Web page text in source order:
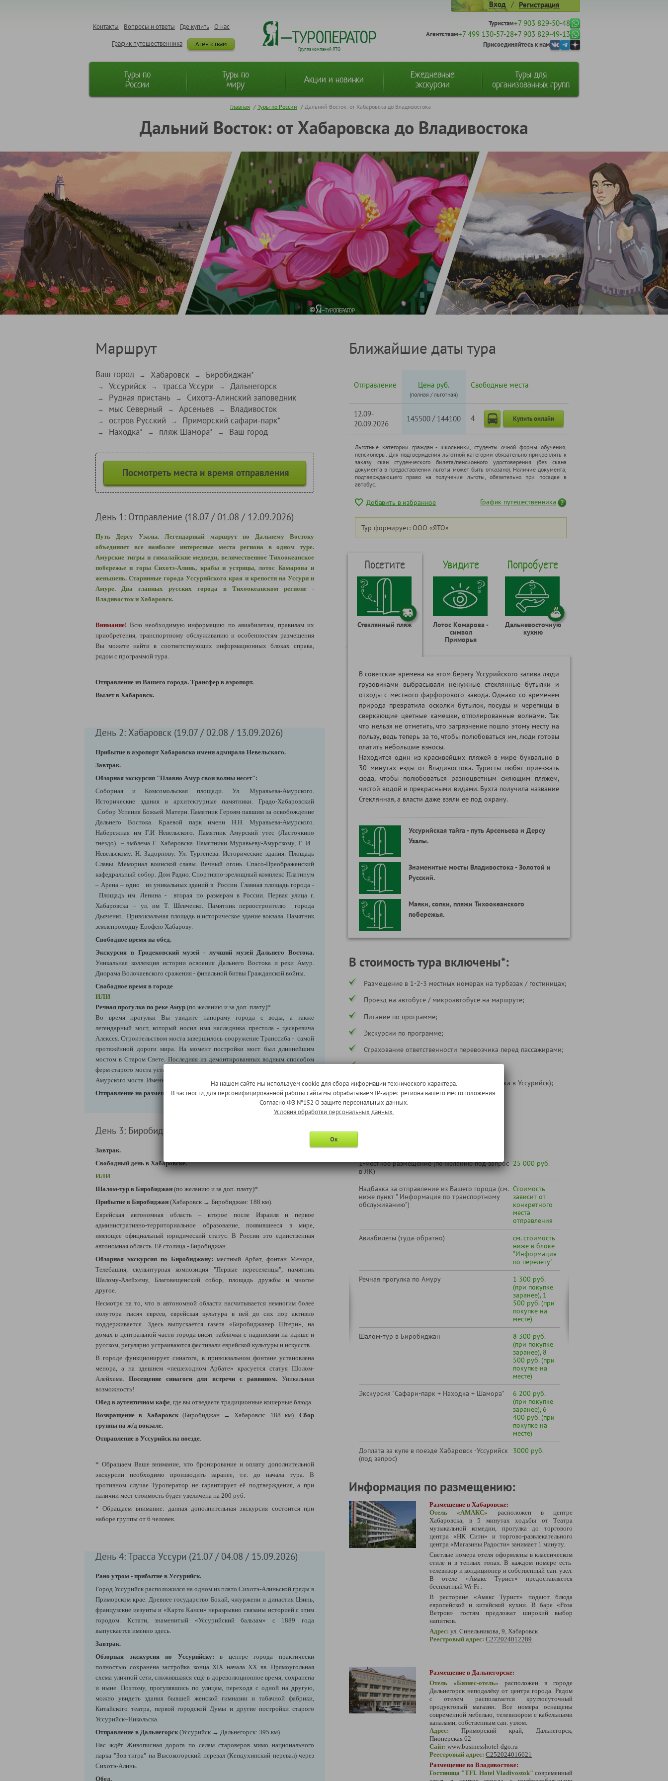
Вход / Регистрация
О нас
Где купить
Вопросы и ответы
Контакты
Агентствам
График путешественника
Группа компаний ЯТО
Туристам+7 903 829-50-48
Агентствам+7 499 130-57-28+7 903 829-49-13
Присоединяйтесь к нам
Туры по
России
Туры по
миру
Акции и новинки
Ежедневные
экскурсии
Туры для
организованных групп
Главная / Туры по России / Дальний Восток: от Хабаровска до Владивостока
Дальний Восток: от Хабаровска до Владивостока
Маршрут
Ваш город → Хабаровск → Биробиджан*
→ Уссурийск → трасса Уссури → Дальнегорск
→ Рудная пристань → Сихотэ-Алинский заповедник
→ мыс Северный → Арсеньев → Владивосток
→ остров Русский → Приморский сафари-парк*
→ Находка* → пляж Шамора* → Ваш город
Посмотреть места и время отправления
День 1: Отправление (18.07 / 01.08 / 12.09.2026)
Путь Дерсу Узалы. Легендарный маршрут по Дальнему Востоку
объединяет все наиболее интересные места региона в одном туре.
Амурские тигры и гималайские медведи, величественное Тихоокеанское
побережье и горыСихотэ-Алинь, крабы и устрицы, лотос Комарова и
женьшень. Старинные города Уссурийского края и крепости на Уссури и
Амуре. Два главных русских города в Тихоокеанском регионе -
Владивосток и Хабаровск.
Внимание! Всю необходимую информацию по авиабилетам, правилам их
приобретения, транспортному обслуживанию и особенностям размещения
Вы можете найти в соответствующих информационных блоках справа,
рядом с программой тура.
Отправление из Вашего города. Трансфер в аэропорт.
Вылет в Хабаровск.
День 2: Хабаровск (19.07 / 02.08 / 13.09.2026)
Прибытие в аэропорт Хабаровска имени адмирала Невельского.
Завтрак.
Обзорная экскурсия "Плавно Амур свои волны несет":
Соборная и Комсомольская площади. Ул. Муравьева-Амурского.
Исторические здания и архитектурные памятники. Градо-Хабаровский
Собор Успения Божьей Матери. Памятник Героям павшим за освобождение
Дальнего Востока. Краевой парк имени Н.Н. Муравьева-Амурского.
Набережная им Г.И Невельского. Памятник Амурский утес (Ласточкино
гнездо) – эмблема Г. Хабаровска. Памятники Муравьеву-Амурскому, Г. И .
Невельскому. Н. Задорнову. Ул. Тургенева. Исторические здания. Площадь
Славы. Мемориал воинской славы. Вечный огонь. Спасо-Преображенский
кафедральный собор. Дом Радио. Спортивно-зрелищный комплекс Платинум
– Арена – одно из уникальных зданий в России. Главная площадь города -
Площадь им. Ленина - вторая по размерам в России. Первая улица г.
Хабаровска – ул. им Т. Шевченко. Памятник первостроителю города
Дьяченко. Привокзальная площадь и историческое здание вокзала. Памятник
землепроходцу Ерофею Хабарову.
Свободное время на обед.
Экскурсия в Гродековский музей - лучший музей Дальнего Востока.
Уникальная коллекция истории освоения Дальнего Востока и реки Амур.
Диорама Волочаевского сражения - финальной битвы Гражданской войны.
Свободное время в городе
ИЛИ
Речная прогулка по реке Амур (по желанию и за доп. плату)*.
Во время прогулки Вы увидите панораму города с воды, а также
легендарный мост, который носил имя наследника престола - цесаревича
Алексея. Строительством моста завершилось сооружение Транссиба - самой
протяжённой дороги мира. На момент постройки мост был длиннейшим
мостом в Старом Свете. Последняя из демонтированных водным способом
ферм старого моста установлена на берегу Амура в качестве экспоната музея
Амурского моста. Именно этот мост изображен на 5000-рублевой купюре.
Отправление на размещение в отеле.
День 3: Биробиджан (20.07 / 03.08 / 14.09.2026)
Завтрак.
Свободный день в Хабаровске.
ИЛИ
Шалом-тур в Биробиджан (по желанию и за доп. плату)*.
Прибытие в Биробиджан (Хабаровск → Биробиджан: 188 км).
Еврейская автономная область – второе после Израиля и первое
административно-территориальное образование, появившееся в мире,
имеющее официальный юридический статус. В России это единственная
автономная область. Её столица - Биробиджан.
Обзорная экскурсия по Биробиджану: местный Арбат, фонтан Менора,
Телебашня, скульптурная композиция "Первые переселенцы", памятник
Шалому-Алейхему, Благовещенский собор, площадь дружбы и многое
другое.
Несмотря на то, что в автономной области насчитывается немногим более
полутора тысяч евреев, еврейская культура в ней до сих пор активно
поддерживается. Здесь выпускается газета «Биробиджанер Штерн», на
домах в центральной части города висят таблички с надписями на идише и
русском, регулярно устраиваются фестивали еврейской культуры и искусств.
В городе функционирует синагога, в привокзальном фонтане установлена
менора, а на здешнем «пешеходном Арбате» красуется статуя Шолом-
Алейхема.Посещение синагоги для встречи с раввином.Уникальная
возможность!
Обед в аутентичном кафе , где вы отведаете традиционные кошерные блюда.
Возвращение в Хабаровск (Биробиджан → Хабаровск: 188 км). Сбор
группы на ж/д вокзале.
Отправление в Уссурийск на поезде
* Обращаем Ваше внимание, что бронирование и оплату дополнительной
экскурсии необходимо производить заранее, т.е. до начала тура. В
противном случае Туроператор не гарантирует её подтверждения, а при
наличии мест стоимость будет увеличена на 200 руб.
* Обращаем внимание: данная дополнительная экскурсия состоится при
наборе группы от 6 человек.
День 4: Трасса Уссури (21.07 / 04.08 / 15.09.2026)
Рано утром - прибытие в Уссурийск.
Город Уссурийск расположился на одном из плато Сихотэ‑Алиньской гряды в
Приморском крае. Древнее государство Бохай, чжуржени и династия Цзинь,
французские иезуиты и «Карта Канси» неразрывно связаны историей с этим
городом. Кстати, знаменитый «Уссурийский бальзам» с 1889 года
выпускается именно здесь.
Завтрак.
Обзорная экскурсия по Уссурийску:в центре города практически
полностью сохранена застройка конца XIX начала XX вв. Прямоугольная
схема уличной сети, сложившаяся ещё в дореволюционное время, сохранена
и ныне. Поэтому, прогулявшись по улицам, переходя с одной на другую,
можно увидеть здания бывшей женской гимназии и табачной фабрики,
Китайского театра, первой городской Думы и другие постройки старого
Уссурийск–Никольска.
Отправление в Дальнегорск (Уссурийск → Дальнегорск: 395 км).
Нас ждёт Живописная дорога по селам староверов мимо национального
парка "Зов тигра" на Высокогорский перевал (Кенцухинский перевал) через
Сихотэ-Алинь.
Обед.
Ближайшие даты тура
Отправление Цена руб.
(полная / льготная)
Свободные места
12.09-
20.09.2026
145500 / 144100 4 Купить онлайн
Льготные категории граждан - школьники, cтуденты очной формы обучения,
пенсионеры. Для подтверждения льготной категории обязательно прикреплять к
заказу скан студенческого билета/пенсионного удостоверения (без скана
документа в предоставлении льготы может быть отказано). Наличие документа,
подтверждающего право на получение льготы, обязательно при посадке в
автобус.
Добавить в избранное График путешественника
Тур формирует: ООО «ЯТО»
Посетите
Стеклянный пляж
Увидите
Лотос Комарова -
символ
Приморья
Попробуете
Дальневосточную
кухню
В советские времена на этом берегу Уссурийского залива люди
грузовиками выбрасывали ненужные стеклянные бутылки и
отходы с местного фарфорового завода. Однако со временем
природа превратила осколки бутылок, посуды и черепицы в
сверкающие цветные камешки, отполированные волнами. Так
что нельзя не отметить, что загрязнение пошло этому месту на
пользу, ведь теперь за то, чтобы полюбоваться им, люди готовы
платить небольшие взносы.
Находится один из красивейших пляжей в мире буквально в
30 минутах езды от Владивостока. Туристы любят приезжать
сюда, чтобы полюбоваться разноцветным сияющим пляжем,
чистой водой и прекрасными видами. Бухта получила название
Стеклянная, а власти даже взяли ее под охрану.
Уссурийская тайга - путь Арсеньева и Дерсу
Узалы.
Знаменитые мосты Владивостока - Золотой и
Русский.
Маяки, cопки, пляжи Тихоокеанского
побережья.
В стоимость тура включены*:
Размещение в 1-2-3 местных номерах на турбазах / гостиницах;
Проезд на автобусе / микроавтобусе на маршруте;
Питание по программе;
Экскурсии по программе;
Страхование ответственности перевозчика перед пассажирами;
Услуги сопровождающего на маршруте;
Ж/д билеты - плацкарт (переезд из Хабаровска в Уссурийск);
* в соответствии с программой тура
1-местное размещение (по желанию под запрос
в ЛК)
25 000 руб.
Надбавка за отправление из Вашего города (см.
ниже пункт " Информация по транспортному
обслуживанию")
Стоимость
зависит от
конкретного
места
отправления
Авиабилеты (туда-обратно)
см. стоимость
ниже в блоке
"Информация
по перелёту"
Речная прогулка по Амуру
1 300 руб.
(при покупке
заранее), 1
500 руб. (при
покупке на
месте)
Шалом-тур в Биробиджан
8 300 руб.
(при покупке
заранее), 8
500 руб. (при
покупке на
месте)
Экскурсия "Сафари-парк + Находка + Шамора"
6 200 руб.
(при покупке
заранее), 6
400 руб. (при
покупке на
месте)
Доплата за купе в поезде Хабаровск -Уссурийск
(под запрос)
3000 руб.
Информация по размещению:
Размещение в Хабаровске:
Отель «АМАКС»
расположен в центре
Хабаровска, в 5 минутах ходьбы от Театра
музыкальной комедии, прогулка до торгового
центра «НК Сити» и торгово-развлекательного
центра «Магазины Радости» занимает 1 минуту.
Светлые номера отеля оформлены в классическом
стиле и в теплых тонах. В каждом номере есть
телевизор и кондиционер и собственный сан. узел.
В отеле «Амакс Турист» предоставляется
бесплатный Wi-Fi .
В ресторане «Амакс Турист» подают блюда
европейской и китайской кухни. В баре «Роза
Ветров» гостям предложат широкий выбор
напитков.
Адрес: ул. Синельникова, 9, Хабаровск
Реестровый адрес: С272024012289
Размещение в Дальнегорске:
Отель «Бизнес-отель»
расположен в городе
Дальнегорск неподалёку от центра города. Рядом
с отелем располагается круглосуточный
продуктовый магазин. Все номера оснащены
современной мебелью, телевизором с кабельными
каналами, собственным сан. узлом.
Адрес:
Приморский край, Дальнегорск,
Пионерская 62
Сайт: www.businesshotel-dgo.ru
Реестровый адрес: С252024016621
Размещение во Владивостоке:
Гостиница "TFL Hotel Vladivostok" современный
На нашем сайте мы используем cookie для сбора информации технического характера.
В частности, для персонифицированной работы сайта мы обрабатываем IP-адрес региона вашего местоположения.
Согласно ФЗ №152 О защите персональных данных.
Условия обработки персональных данных.
Ок